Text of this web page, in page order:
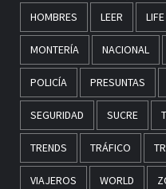
HOMBRES LEER
MONTERÍA NACIONAL
POLICÍA PRESUNTAS
SEGURIDAD SUCRE
TRENDS TRÁFICO
VIAJEROS WORLD